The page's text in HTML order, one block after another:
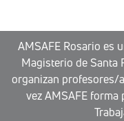
AMSAFE Rosario es
Magisterio de Santa
organizan profesores/
vez AMSAFE forma